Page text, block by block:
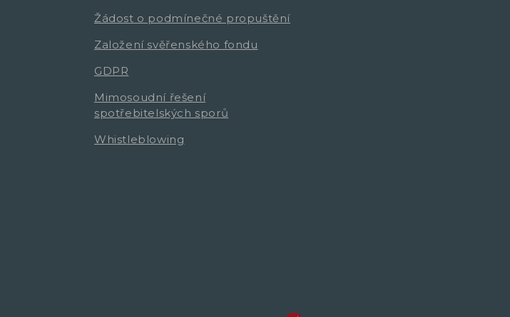
Žádost o podmínečné propuštění
Založení svěřenského fondu
GDPR
Mimosoudní řešení
spotřebitelských sporů
Whistleblowing